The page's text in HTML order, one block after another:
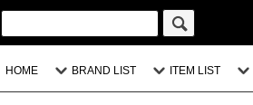
HOME BRAND LIST ITEM LIST